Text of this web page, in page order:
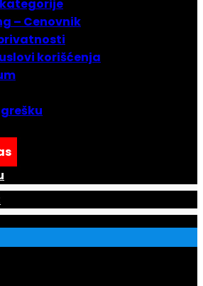
kategorije
– Cenovnik
korišćenja